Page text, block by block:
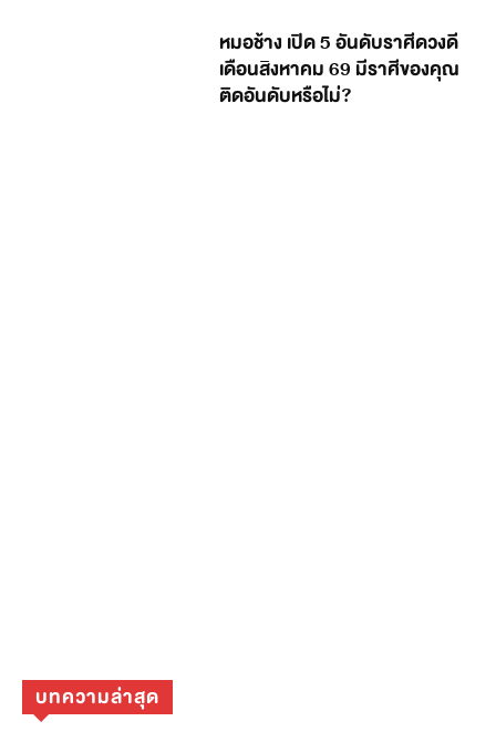
หมอช้าง เปิด 5 อันดับราศีดวงดี
เดือนสิงหาคม 69 มีราศีของคุณ
ติดอันดับหรือไม่?
บทความล่าสุด